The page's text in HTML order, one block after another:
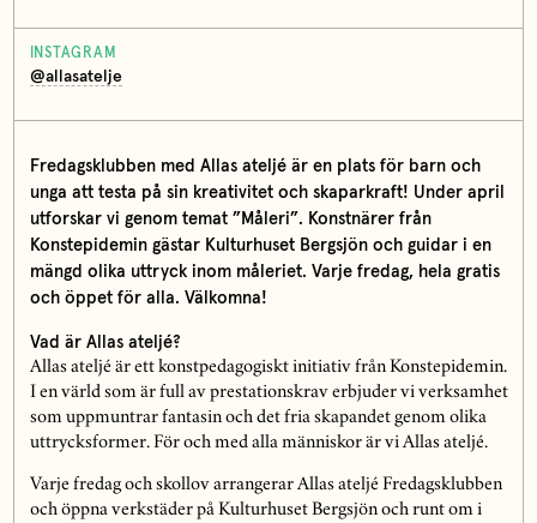
INSTAGRAM
@allasatelje
Fredagsklubben med Allas ateljé är en plats för barn och
unga att testa på sin kreativitet och skaparkraft! Under april
utforskar vi genom temat ”Måleri”. Konstnärer från
Konstepidemin gästar Kulturhuset Bergsjön och guidar i en
mängd olika uttryck inom måleriet. Varje fredag, hela gratis
och öppet för alla. Välkomna!
Vad är Allas ateljé?
Allas ateljé är ett konstpedagogiskt initiativ från Konstepidemin.
I en värld som är full av prestationskrav erbjuder vi verksamhet
som uppmuntrar fantasin och det fria skapandet genom olika
uttrycksformer. För och med alla människor är vi Allas ateljé.
Varje fredag och skollov arrangerar Allas ateljé Fredagsklubben
och öppna verkstäder på Kulturhuset Bergsjön och runt om i